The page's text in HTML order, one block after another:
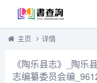
主页 详情
《陶乐县志》_陶乐
志编纂委员会编